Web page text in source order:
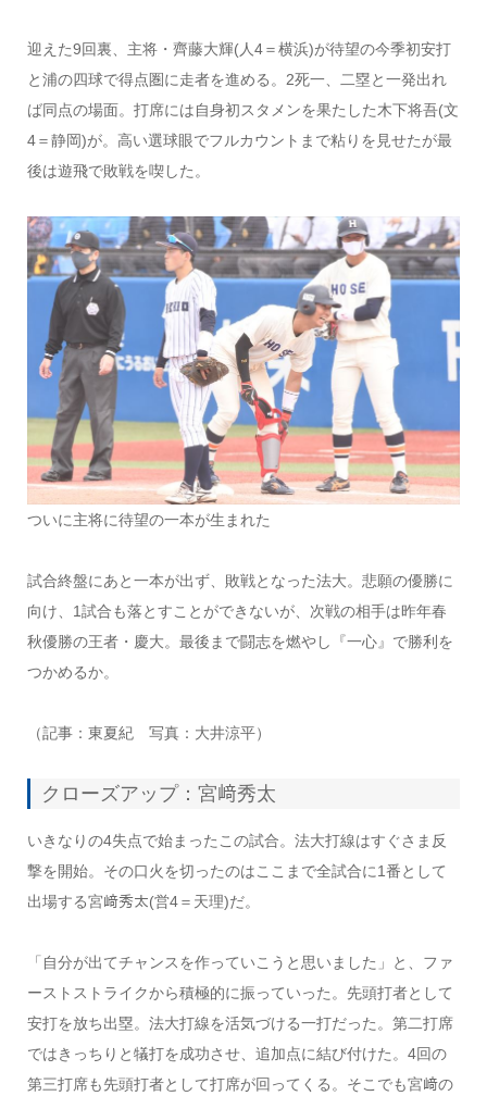
迎えた9回裏、主将・齊藤大輝(人4＝横浜)が待望の今季初安打
と浦の四球で得点圏に走者を進める。2死一、二塁と一発出れ
ば同点の場面。打席には自身初スタメンを果たした木下将吾(文
4＝静岡)が。高い選球眼でフルカウントまで粘りを見せたが最
後は遊飛で敗戦を喫した。
ついに主将に待望の一本が生まれた
試合終盤にあと一本が出ず、敗戦となった法大。悲願の優勝に
向け、1試合も落とすことができないが、次戦の相手は昨年春
秋優勝の王者・慶大。最後まで闘志を燃やし『一心』で勝利を
つかめるか。
（記事：東夏紀 写真：大井涼平）
クローズアップ：宮﨑秀太
いきなりの4失点で始まったこの試合。 法大打線はすぐさま反
撃を開始。 その口火を切ったのはここまで全試合に1番として
出場する宮﨑秀太(営4＝天理)だ。
「自分が出てチャンスを作っていこうと思いました」と、 ファ
ーストストライクから積極的に振っていった。 先頭打者として
安打を放ち出塁。 法大打線を活気づける一打だった。 第二打席
ではきっちりと犠打を成功させ、追加点に結び付けた。 4回の
第三打席も先頭打者として打席が回ってくる。 そこでも宮﨑の